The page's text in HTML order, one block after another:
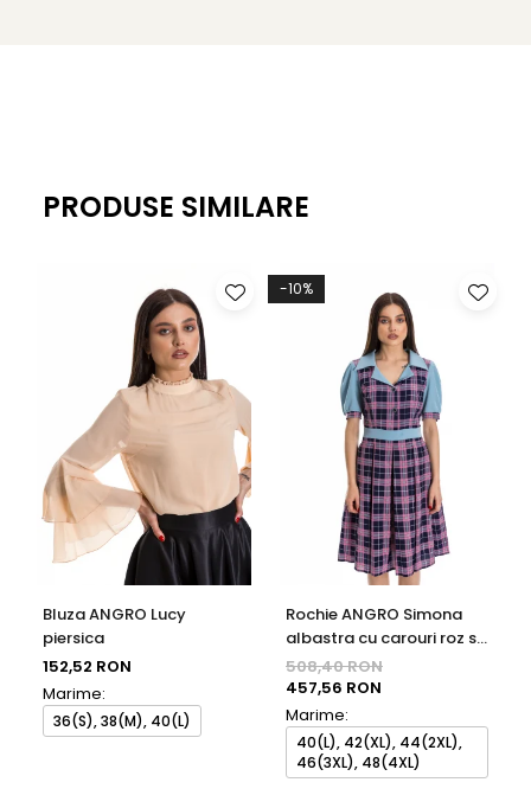
PRODUSE SIMILARE
Bluza ANGRO Lucy
piersica
152,52 RON
Marime:
36(S), 38(M), 40(L)
-10%
Rochie ANGRO Simona
albastra cu carouri roz si
bleumarin
508,40 RON
457,56 RON
Marime:
40(L), 42(XL), 44(2XL),
46(3XL), 48(4XL)